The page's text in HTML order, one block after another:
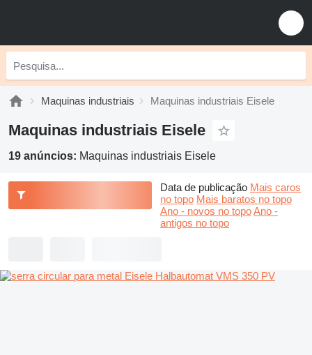
Maquinas industriais Maquinas industriais Eisele
Maquinas industriais Eisele
19 anúncios: Maquinas industriais Eisele
Data de publicação Mais caros
no topo Mais baratos no topo
Ano - novos no topoAno -
antigos no topo